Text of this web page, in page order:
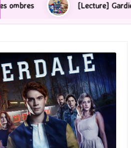
[Lecture] Gardiens des cités